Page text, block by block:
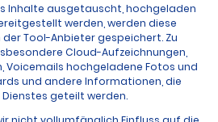
Inhalte ausgetauscht, hochgeladen
werden, werden diese
Tool-Anbieter gespeichert. Zu
Cloud-Aufzeichnungen,
hochgeladene Fotos und
und andere Informationen, die
geteilt werden.